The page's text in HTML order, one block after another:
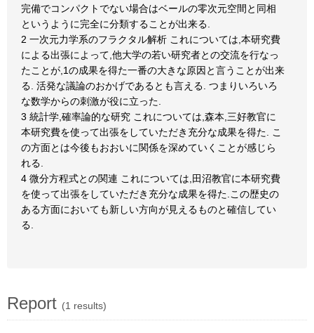
完備でコンパクトでない場合はベールの零次元空間と同相
というように完全に分類することが出来る.
2 一次元力学系のフラクタル解析 これについては,本研究費
による出張によって,他大学の若い研究者との交流を行なっ
たことが,1の成果を得た一番の大きな原因と言うことが出来
る. 活発な議論のおかげであるとも言える. つまりいろいろ
な数学からの刺激が役に立った.
3 統計学,確率論的な研究 これについては,森本,三好教官に
本研究費を使って出張をしていただき充分な成果を得た. こ
の方面とは今後もおおいに関係を深めていくことが感じら
れる.
4 微分方程式との関連 これについては,田沼教官に本研究費
を使って出張をしていただき充分な成果を得た.この歴史の
ある方面においても新しい方向が見えるものと確信してい
る.
Report (1 results)